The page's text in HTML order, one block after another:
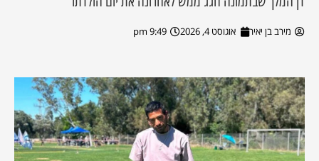
מירב בן יאיר אוגוסט 4, 2026 9:49 pm